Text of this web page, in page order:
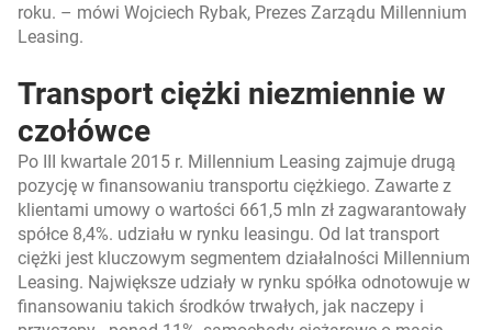
roku. – mówi Wojciech Rybak, Prezes Zarządu Millennium
Leasing.
Transport ciężki niezmiennie w
czołówce
Po III kwartale 2015 r. Millennium Leasing zajmuje drugą
pozycję w finansowaniu transportu ciężkiego. Zawarte z
klientami umowy o wartości 661,5 mln zł zagwarantowały
spółce 8,4%. udziału w rynku leasingu. Od lat transport
ciężki jest kluczowym segmentem działalności Millennium
Leasing. Największe udziały w rynku spółka odnotowuje w
finansowaniu takich środków trwałych, jak naczepy i